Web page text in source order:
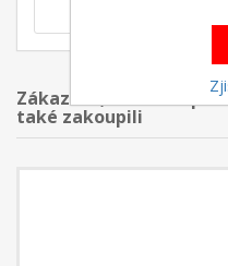
Zákazníci, kteří koupilii
také zakoupili